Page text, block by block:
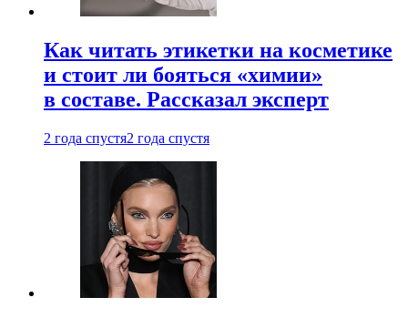
Как читать этикетки на косметике
и стоит ли бояться «химии»
в составе. Рассказал эксперт
2 года спустя2 года спустя